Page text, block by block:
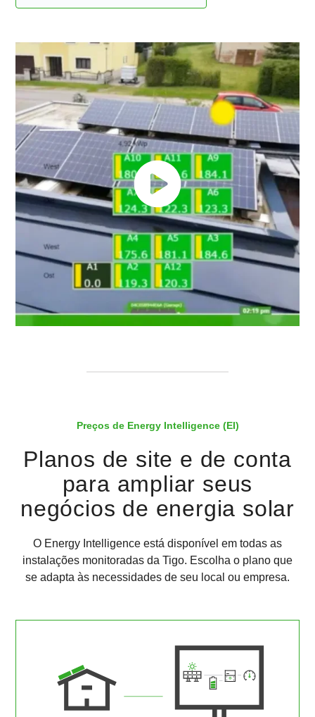
Preços de Energy Intelligence (EI)
Planos de site e de conta
para ampliar seus
negócios de energia solar
O Energy Intelligence está disponível em todas as
instalações monitoradas da Tigo. Escolha o plano que
se adapta às necessidades de seu local ou empresa.